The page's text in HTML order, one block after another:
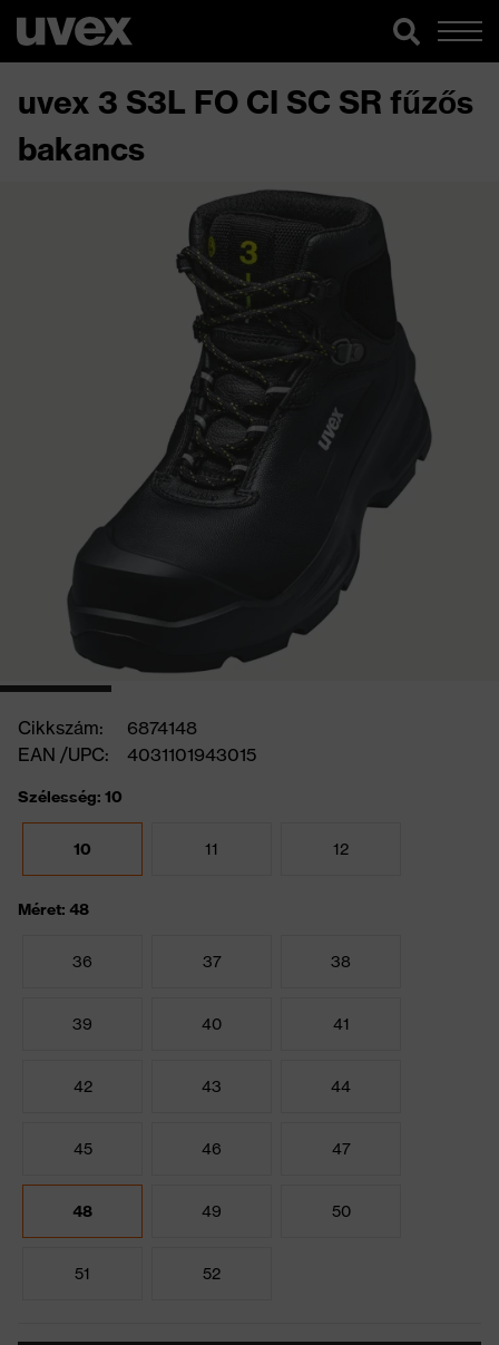
uvex 3 S3L FO CI SC SR fűzős
bakancs
Cikkszám:
6874148
EAN /UPC:
4031101943015
Szélesség: 10
10 11 12
Méret: 48
36 37 38
39 40 41
42 43 44
45 46 47
48 49 50
51 52